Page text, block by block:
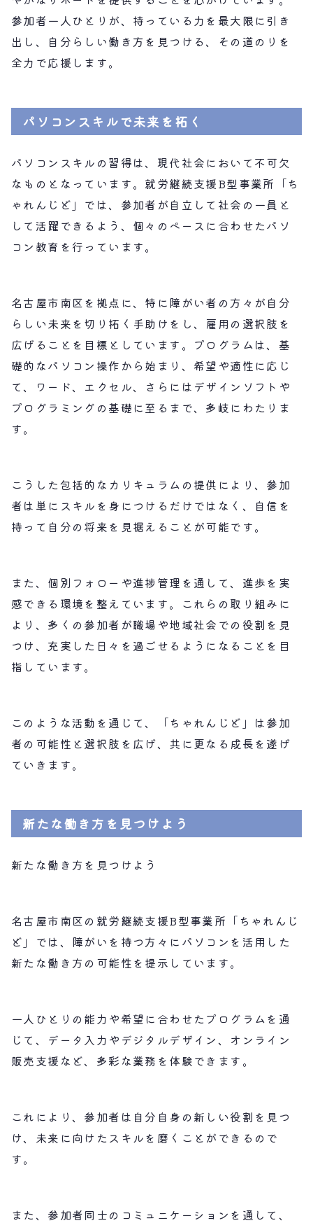
参加者一人ひとりが、持っている力を最大限に引き
出し、自分らしい働き方を見つける、その道のりを
全力で応援します。
パソコンスキルで未来を拓く
パソコンスキルの習得は、現代社会において不可欠
なものとなっています。就労継続支援B型事業所「ち
ゃれんじど」では、参加者が自立して社会の一員と
して活躍できるよう、個々のペースに合わせたパソ
コン教育を行っています。
名古屋市南区を拠点に、特に障がい者の方々が自分
らしい未来を切り拓く手助けをし、雇用の選択肢を
広げることを目標としています。プログラムは、基
礎的なパソコン操作から始まり、希望や適性に応じ
て、ワード、エクセル、さらにはデザインソフトや
プログラミングの基礎に至るまで、多岐にわたりま
す。
こうした包括的なカリキュラムの提供により、参加
者は単にスキルを身につけるだけではなく、自信を
持って自分の将来を見据えることが可能です。
また、個別フォローや進捗管理を通して、進歩を実
感できる環境を整えています。これらの取り組みに
より、多くの参加者が職場や地域社会での役割を見
つけ、充実した日々を過ごせるようになることを目
指しています。
このような活動を通じて、「ちゃれんじど」は参加
者の可能性と選択肢を広げ、共に更なる成長を遂げ
ていきます。
新たな働き方を見つけよう
新たな働き方を見つけよう
名古屋市南区の就労継続支援B型事業所「ちゃれんじ
ど」では、障がいを持つ方々にパソコンを活用した
新たな働き方の可能性を提示しています。
一人ひとりの能力や希望に合わせたプログラムを通
じて、データ入力やデジタルデザイン、オンライン
販売支援など、多彩な業務を体験できます。
これにより、参加者は自分自身の新しい役割を見つ
け、未来に向けたスキルを磨くことができるので
す。
また、参加者同士のコミュニケーションを通して、